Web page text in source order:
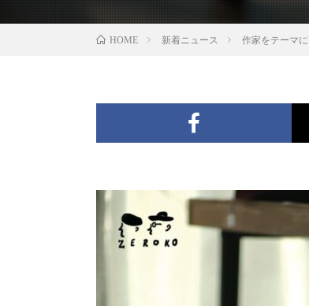
HOME 新着ニュース 作家をテーマ